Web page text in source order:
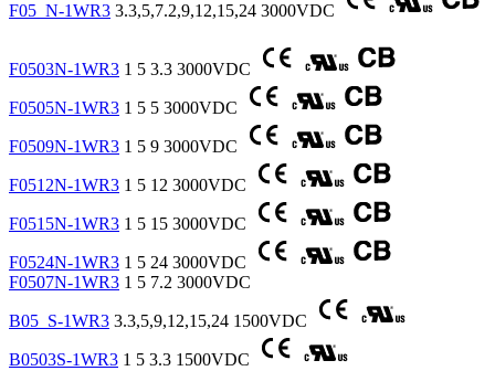
F05_N-1WR3 3.3,5,7.2,9,12,15,24 3000VDC
F0503N-1WR3 1 5 3.3 3000VDC
F0505N-1WR3 1 5 5 3000VDC
F0509N-1WR3 1 5 9 3000VDC
F0512N-1WR3 1 5 12 3000VDC
F0515N-1WR3 1 5 15 3000VDC
F0524N-1WR3 1 5 24 3000VDC
F0507N-1WR3 1 5 7.2 3000VDC
B05_S-1WR3 3.3,5,9,12,15,24 1500VDC
B0503S-1WR3 1 5 3.3 1500VDC